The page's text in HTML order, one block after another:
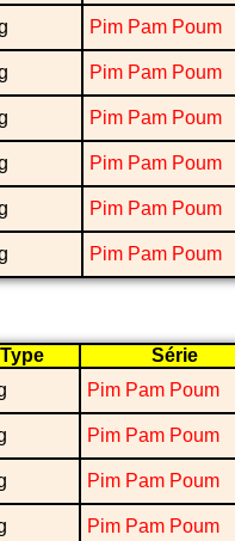
Pim Pam Poum
Pim Pam Poum
Pim Pam Poum
Pim Pam Poum
Pim Pam Poum
Pim Pam Poum
Type
Série
Pim Pam Poum
Pim Pam Poum
Pim Pam Poum
Pim Pam Poum